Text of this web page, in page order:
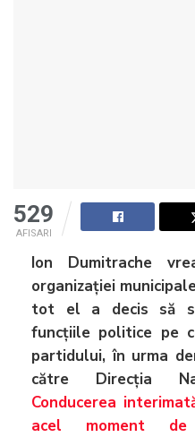
529
AFISARI
Ion Dumitrache
organizației
tot el a decis să
funcțiile politice pe
partidului, în urma
către Direcția
Conducerea
acel moment de